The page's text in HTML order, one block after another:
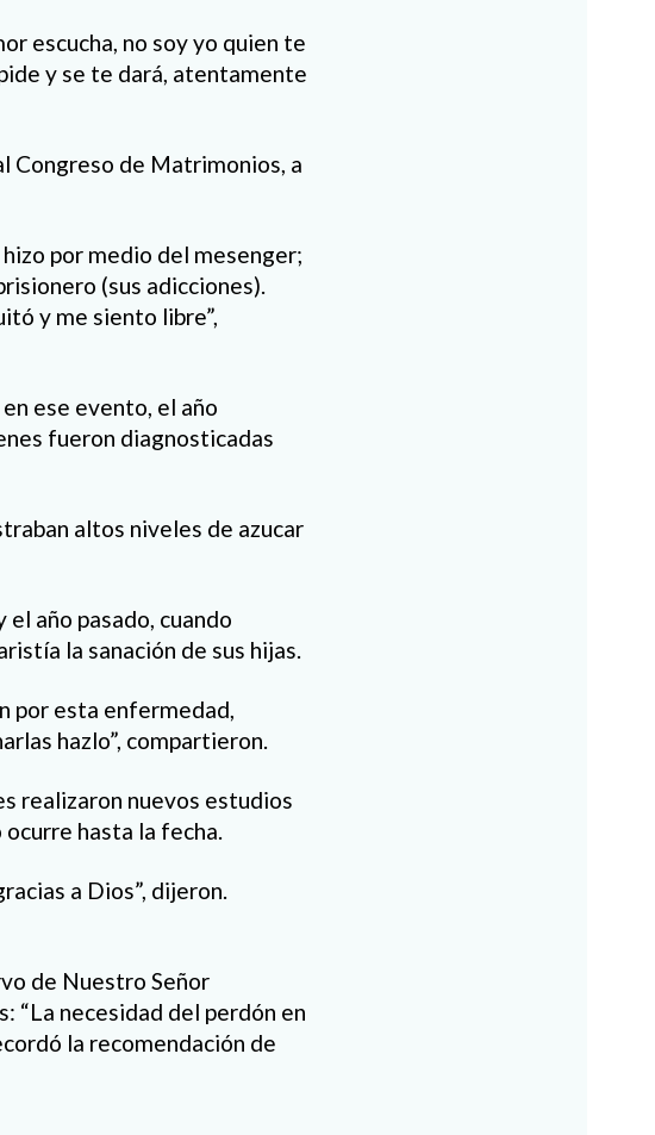
escucha, no soy yo quien te
y se te dará, atentamente
Congreso de Matrimonios, a
por medio del mesenger;
(sus adicciones).
y me siento libre”,
ese evento, el año
fueron diagnosticadas
altos niveles de azucar
año pasado, cuando
la sanación de sus hijas.
por esta enfermedad,
hazlo”, compartieron.
realizaron nuevos estudios
hasta la fecha.
a Dios”, dijeron.
de Nuestro Señor
“La necesidad del perdón en
la recomendación de